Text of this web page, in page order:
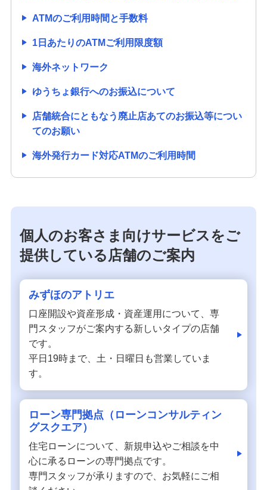
ATMのご利用時間と手数料
1日あたりのATMご利用限度額
海外ネットワーク
ゆうちょ銀行へのお振込について
店舗統合にともなう廃止店あてのお振込等につい
てのお願い
海外発行カード対応ATMのご利用時間
個人のお客さま向けサービスをご
提供している店舗のご案内
みずほのアトリエ
口座開設や資産形成・資産運用について、専
門スタッフがご案内する新しいタイプの店舗
です。
平日19時まで、土・日曜日も営業していま
す。
ローン専門拠点（ローンコンサルティン
グスクエア）
住宅ローンについて、新規申込やご相談を中
心に承るローンの専門拠点です。
専門スタッフが承りますので、お気軽にご相